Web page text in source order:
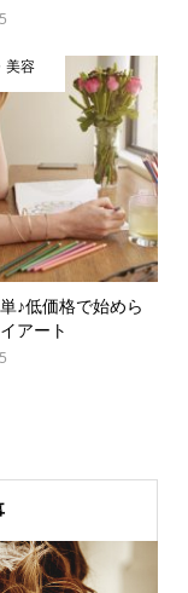
美容
♪低価格で始めら
アート